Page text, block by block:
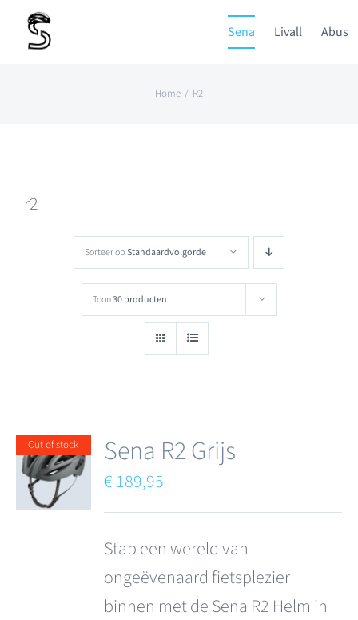
naar
Sena Livall Abus
Home R2
r2
Sorteer opStandaardvolgorde
Toon30 producten
Out of stock Sena R2 Grijs
€189,95
Stap een wereld van
ongeëvenaard fietsplezier
binnen met de Sena R2 Helm in